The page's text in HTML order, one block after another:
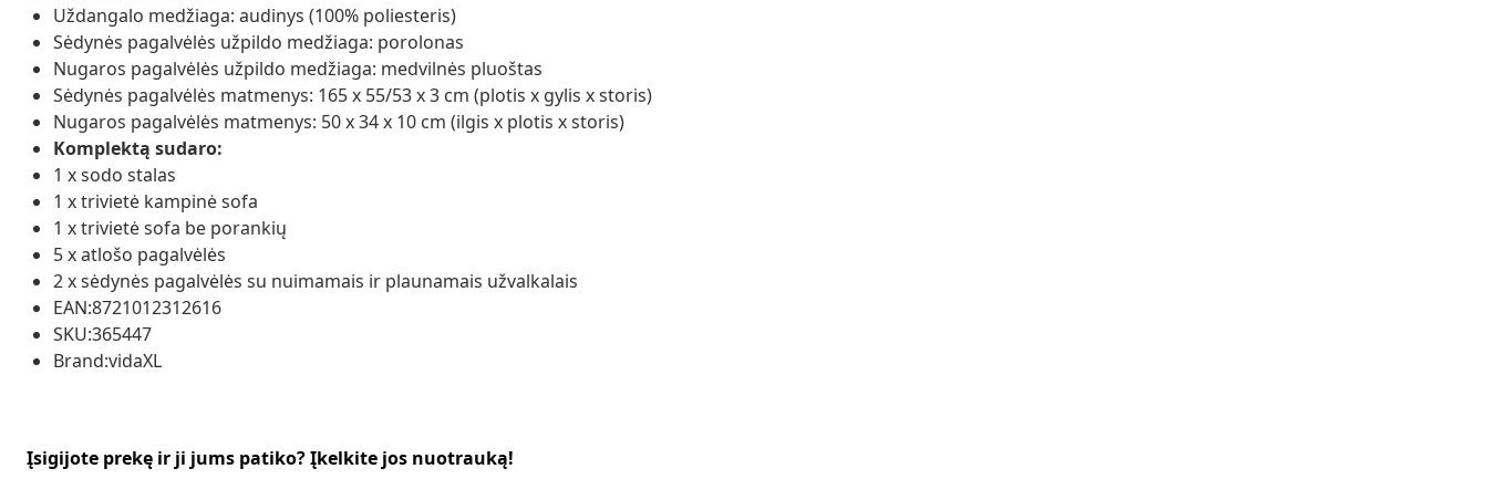
Uždangalo medžiaga: audinys (100% poliesteris)
Sėdynės pagalvėlės užpildo medžiaga: porolonas
Nugaros pagalvėlės užpildo medžiaga: medvilnės pluoštas
Sėdynės pagalvėlės matmenys: 165 x 55/53 x 3 cm (plotis x gylis x storis)
Nugaros pagalvėlės matmenys: 50 x 34 x 10 cm (ilgis x plotis x storis)
Komplektą sudaro:
1 x sodo stalas
1 x trivietė kampinė sofa
1 x trivietė sofa be porankių
5 x atlošo pagalvėlės
2 x sėdynės pagalvėlės su nuimamais ir plaunamais užvalkalais
EAN:8721012312616
SKU:365447
Brand:vidaXL
Įsigijote prekę ir ji jums patiko? Įkelkite jos nuotrauką!